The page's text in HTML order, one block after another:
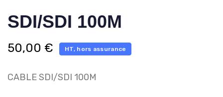
SDI/SDI 100M
50,00 € HT, hors assurance
CABLE SDI/SDI 100M